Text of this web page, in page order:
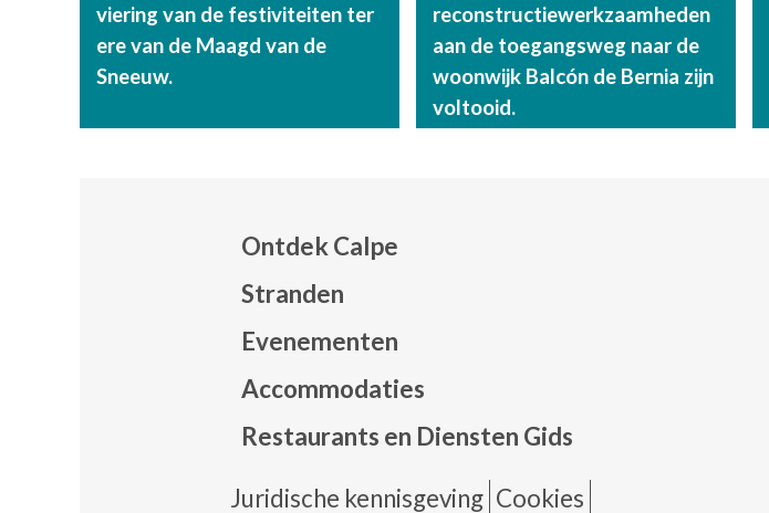
viering van de festiviteiten ter
ere van de Maagd van de
Sneeuw.
reconstructiewerkzaamheden
aan de toegangsweg naar de
woonwijk Balcón de Bernia zijn
voltooid.
Ontdek Calpe
Stranden
Evenementen
Accommodaties
Restaurants en Diensten Gids
Juridische kennisgeving Cookies